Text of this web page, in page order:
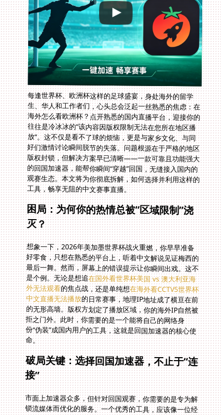
每逢世界杯、欧洲杯这样的足球盛宴，身处海外的留学
生、华人和工作者们，心头总会泛起一丝熟悉的焦虑：在
海外怎么看欧洲杯？点开熟悉的国内直播平台，迎接你的
往往是冷冰冰的“该内容因版权限制无法在您所在地区播
放”。这不仅是看不了球的烦恼，更是与家乡文化、与同
好们激情讨论瞬间脱节的失落。问题根源在于严格的地区
版权封锁，但解决方案早已清晰——一款可靠且功能强大
的回国加速器，能帮你瞬间“穿越”回国，无缝接入国内的
观赛生态。本文将为你彻底拆解，如何选择并利用这样的
工具，畅享无阻的中文赛事直播。
困局：为何你的热情总被“区域限制”浇
灭？
想象一下，2026年美加墨世界杯战火重燃，你早早准备
好零食，只想在熟悉的平台上，听着中文解说见证梅西的
最后一舞。然而，屏幕上的错误提示让你瞬间出戏。这不
是个例。无论是想追在国外看世界杯美国 vs 澳大利亚海
外无法观看的焦点战，还是单纯想在海外看CCTV5世界杯
中文直播无法播放的日常赛事，地理IP地址成了横亘在前
的无形高墙。版权方划定了播放区域，你的海外IP自然被
拒之门外。此时，你需要的是一个能将自己的网络身
份“伪装”成国内用户的工具，这就是回国加速器的核心使
命。
破局关键：选择回国加速器，不止于“连
接”
市面上加速器众多，但针对回国观赛，你需要的是专为解
锁流媒体而优化的服务。一个优秀的工具，应该像一位经
验丰富的向导。它需要拥有广泛的全球节点分布，并能智
能推荐最优线路。这意味着无论你身在北美、欧洲还是澳
洲，它都能自动为你匹配延迟最低、最稳定的国内入口，
确保高清直播不卡顿、不缓冲。尤其是在观看节奏紧张的
体育赛事时，毫秒级的延迟差异都可能导致你错过关键进